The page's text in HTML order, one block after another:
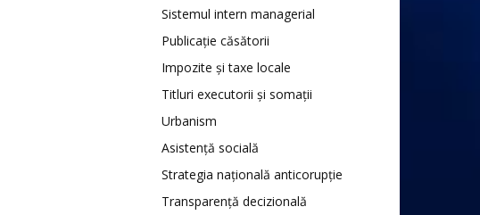
Sistemul intern managerial
Publicație căsătorii
Impozite și taxe locale
Titluri executorii și somații
Urbanism
Asistență socială
Strategia națională anticorupție
Transparență decizională